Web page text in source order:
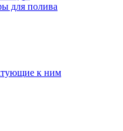
для полива
к ним